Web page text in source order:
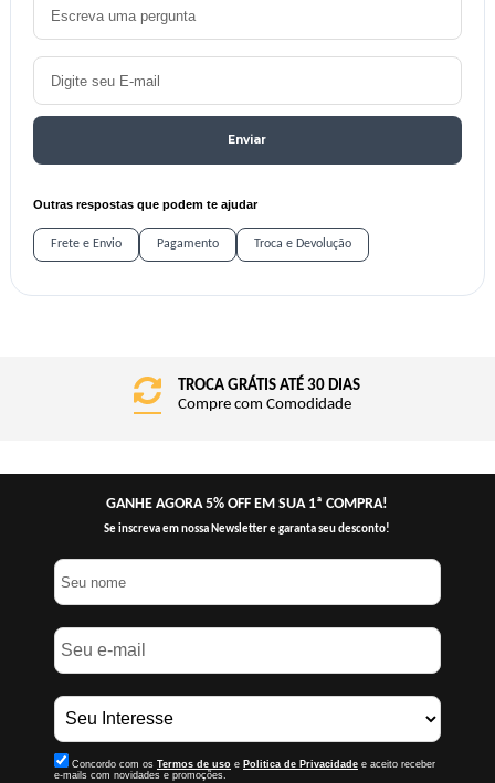
Enviar
Outras respostas que podem te ajudar
Frete e Envio Pagamento Troca e Devolução
TROCA GRÁTIS ATÉ 30 DIAS
Compre com Comodidade
FRETE GRÁTIS BRASIL
Consulte o Regulamento
GANHE AGORA 5% OFF EM SUA 1ª COMPRA!
Se inscreva em nossa Newsletter e garanta seu desconto!
Concordo com os Termos de uso e Politica de Privacidadee aceito receber
e-mails com novidades e promoções.